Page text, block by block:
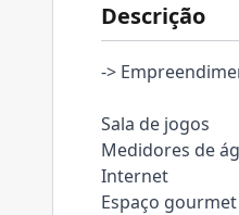
Descrição
->
Sala de jogos
Medidores de
Internet
Espaço gourmet